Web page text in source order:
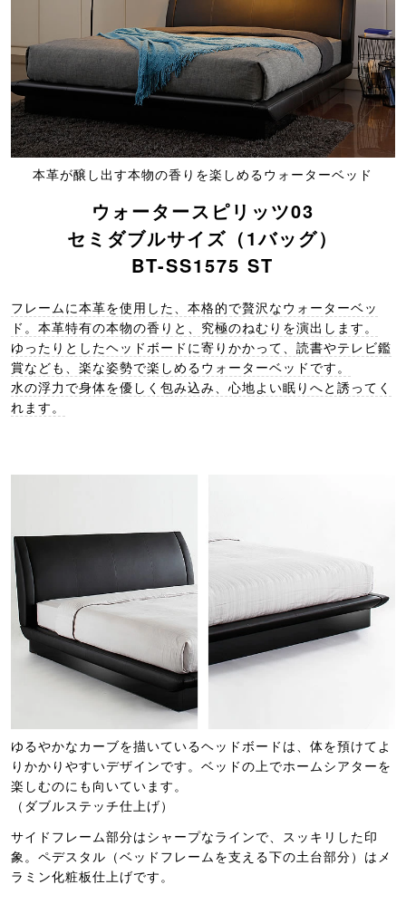
本革が醸し出す本物の香りを楽しめるウォーターベッド
ウォータースピリッツ03
セミダブルサイズ（1バッグ）
BT-SS1575 ST
フレームに本革を使用した、本格的で贅沢なウォーターベッ
ド。本革特有の本物の香りと、究極のねむりを演出します。
ゆったりとしたヘッドボードに寄りかかって、読書やテレビ鑑
賞なども、楽な姿勢で楽しめるウォーターベッドです。
水の浮力で身体を優しく包み込み、心地よい眠りへと誘ってく
れます。
ゆるやかなカーブを描いているヘッドボードは、体を預けてよ
りかかりやすいデザインです。ベッドの上でホームシアターを
楽しむのにも向いています。
（ダブルステッチ仕上げ）
サイドフレーム部分はシャープなラインで、スッキリした印
象。ペデスタル（ベッドフレームを支える下の土台部分）はメ
ラミン化粧板仕上げです。